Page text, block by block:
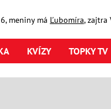
, meniny má Ľubomíra, zajtra
KVÍZY TOPKY TV